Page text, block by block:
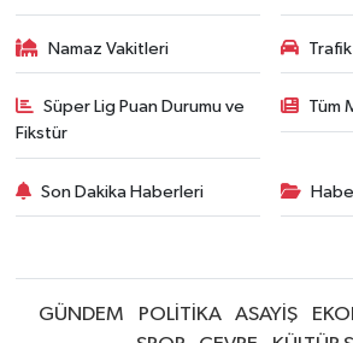
Namaz Vakitleri
Süper Lig Puan Durumu ve
Fikstür
Tüm
Son Dakika Haberleri
GÜNDEM POLİTİKA ASAYİŞ